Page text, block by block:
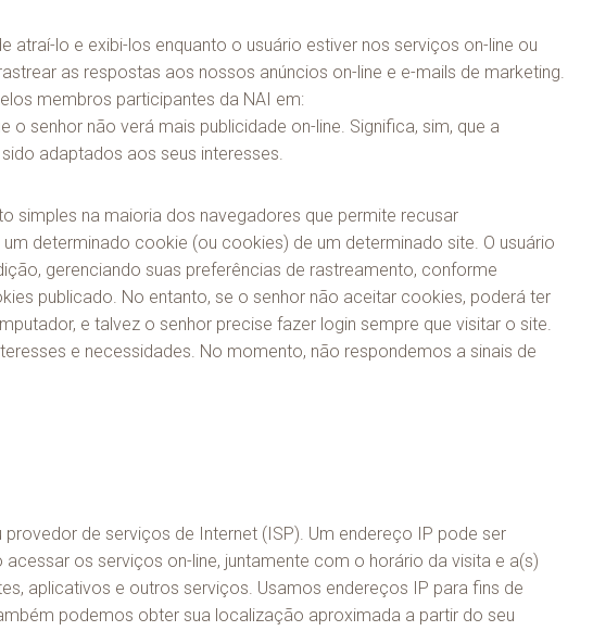
lo e exibi-los enquanto o usuário estiver nos serviços on-line ou
as respostas aos nossos anúncios on-line e e-mails de marketing.
membros participantes da NAI em:
senhor não verá mais publicidade on-line. Significa, sim, que a
adaptados aos seus interesses.
simples na maioria dos navegadores que permite recusar
determinado cookie (ou cookies) de um determinado site. O usuário
gerenciando suas preferências de rastreamento, conforme
publicado. No entanto, se o senhor não aceitar cookies, poderá ter
e talvez o senhor precise fazer login sempre que visitar o site.
e necessidades. No momento, não respondemos a sinais de
de serviços de Internet (ISP). Um endereço IP pode ser
os serviços on-line, juntamente com o horário da visita e a(s)
aplicativos e outros serviços. Usamos endereços IP para fins de
podemos obter sua localização aproximada a partir do seu